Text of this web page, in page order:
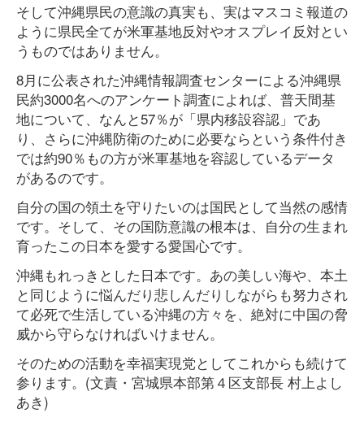
そして沖縄県民の意識の真実も、実はマスコミ報道の
ように県民全てが米軍基地反対やオスプレイ反対とい
うものではありません。
8月に公表された沖縄情報調査センターによる沖縄県
民約3000名へのアンケート調査によれば、普天間基
地について、なんと57％が「県内移設容認」であ
り、さらに沖縄防衛のために必要ならという条件付き
では約90％もの方が米軍基地を容認しているデータ
があるのです。
自分の国の領土を守りたいのは国民として当然の感情
です。そして、その国防意識の根本は、自分の生まれ
育ったこの日本を愛する愛国心です。
沖縄もれっきとした日本です。あの美しい海や、本土
と同じように悩んだり悲しんだりしながらも努力され
て必死で生活している沖縄の方々を、絶対に中国の脅
威から守らなければいけません。
そのための活動を幸福実現党としてこれからも続けて
参ります。(文責・宮城県本部第４区支部長 村上よし
あき)